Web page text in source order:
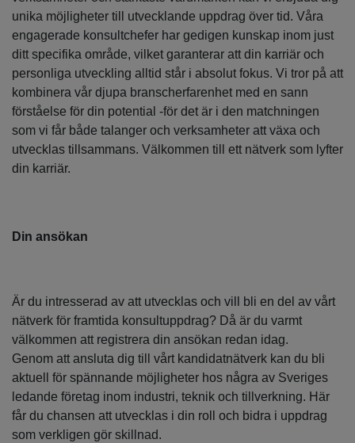
unika möjligheter till utvecklande uppdrag över tid. Våra
engagerade konsultchefer har gedigen kunskap inom just
ditt specifika område, vilket garanterar att din karriär och
personliga utveckling alltid står i absolut fokus. Vi tror på att
kombinera vår djupa branscherfarenhet med en sann
förståelse för din potential -för det är i den matchningen
som vi får både talanger och verksamheter att växa och
utvecklas tillsammans. Välkommen till ett nätverk som lyfter
din karriär.
Din ansökan
Är du intresserad av att utvecklas och vill bli en del av vårt
nätverk för framtida konsultuppdrag? Då är du varmt
välkommen att registrera din ansökan redan idag.
Genom att ansluta dig till vårt kandidatnätverk kan du bli
aktuell för spännande möjligheter hos några av Sveriges
ledande företag inom industri, teknik och tillverkning. Här
får du chansen att utvecklas i din roll och bidra i uppdrag
som verkligen gör skillnad.